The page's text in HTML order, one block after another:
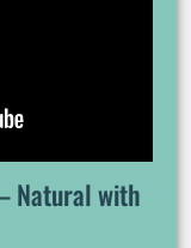
Natural with